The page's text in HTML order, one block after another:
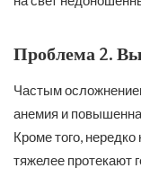
Проблема 2.
Частым
анемия и
Кроме того,
тяжелее протекают